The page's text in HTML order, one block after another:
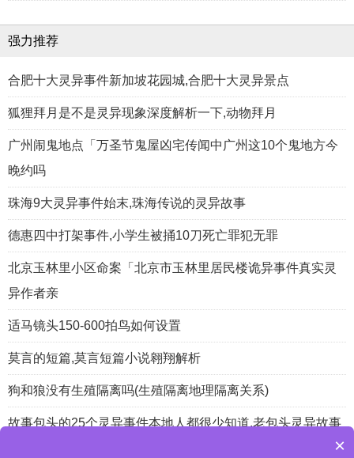
强力推荐
合肥十大灵异事件新加坡花园城,合肥十大灵异景点
狐狸拜月是不是灵异现象深度解析一下,动物拜月
广州闹鬼地点「万圣节鬼屋凶宅传闻中广州这10个鬼地方今
晚约吗
珠海9大灵异事件始末,珠海传说的灵异故事
德惠四中打架事件,小学生被捅10刀死亡罪犯无罪
北京玉林里小区命案「北京市玉林里居民楼诡异事件真实灵
异作者亲
适马镜头150-600拍鸟如何设置
莫言的短篇,莫言短篇小说翱翔解析
狗和狼没有生殖隔离吗(生殖隔离地理隔离关系)
故事包头的25个灵异事件本地人都很少知道,老包头灵异故事
×